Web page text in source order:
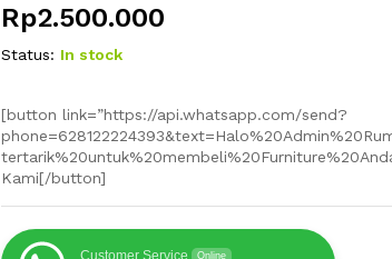
Rp2.500.000
Status: In stock
[button link=”https://api.whatsapp.com/send?
Kami[/button]
Customer Service Online